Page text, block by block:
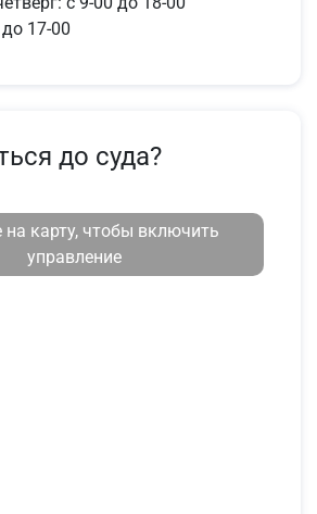
17-00
до суда?
карту, чтобы включить
управление